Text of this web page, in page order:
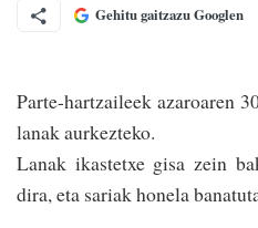
Gehitu gaitzazu Googlen
Parte-hartzaileek azaroaren
lanak aurkezteko.
Lanak ikastetxe gisa zein
dira, eta sariak honela